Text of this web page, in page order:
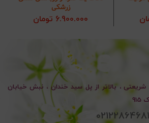
زرشکی
6.900.000 تومان
شریعتی ، بالاتر از پل سید خندان ، نبش خیابان
02122864681